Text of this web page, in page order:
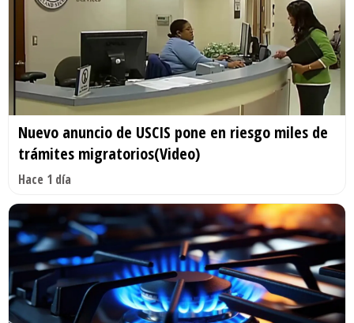
Nuevo anuncio de USCIS pone en riesgo miles de
trámites migratorios(Video)
Hace 1 día